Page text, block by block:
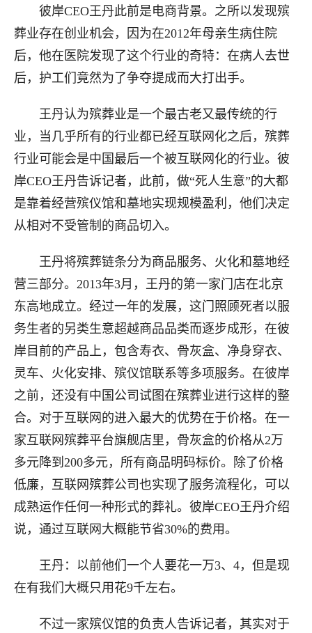
彼岸CEO王丹此前是电商背景。之所以发现殡
葬业存在创业机会，因为在2012年母亲生病住院
后，他在医院发现了这个行业的奇特：在病人去世
后，护工们竟然为了争夺提成而大打出手。
王丹认为殡葬业是一个最古老又最传统的行
业，当几乎所有的行业都已经互联网化之后，殡葬
行业可能会是中国最后一个被互联网化的行业。彼
岸CEO王丹告诉记者，此前，做“死人生意”的大都
是靠着经营殡仪馆和墓地实现规模盈利，他们决定
从相对不受管制的商品切入。
王丹将殡葬链条分为商品服务、火化和墓地经
营三部分。2013年3月，王丹的第一家门店在北京
东高地成立。经过一年的发展，这门照顾死者以服
务生者的另类生意超越商品品类而逐步成形，在彼
岸目前的产品上，包含寿衣、骨灰盒、净身穿衣、
灵车、火化安排、殡仪馆联系等多项服务。在彼岸
之前，还没有中国公司试图在殡葬业进行这样的整
合。对于互联网的进入最大的优势在于价格。在一
家互联网殡葬平台旗舰店里，骨灰盒的价格从2万
多元降到200多元，所有商品明码标价。除了价格
低廉，互联网殡葬公司也实现了服务流程化，可以
成熟运作任何一种形式的葬礼。彼岸CEO王丹介绍
说，通过互联网大概能节省30%的费用。
王丹：以前他们一个人要花一万3、4，但是现
在有我们大概只用花9千左右。
不过一家殡仪馆的负责人告诉记者，其实对于